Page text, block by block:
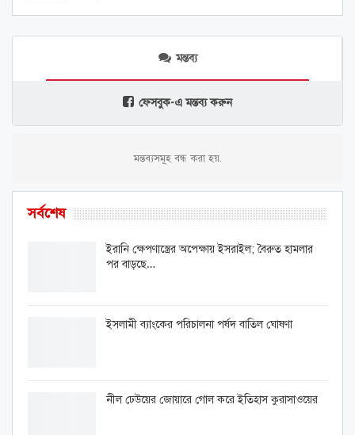
মন্তব্য
ফেসবুক-এ মন্তব্য করুন
মন্তব্যসমূহ বন্ধ করা হয়.
সর্বশেষ
ইরানি ক্ষেপণাস্ত্রের অপেক্ষায় ইসরাইল; বৈরুত হামলার
পর বাড়ছে…
ইসলামী ব্যাংকের পরিচালনা পর্ষদ বাতিল ঘোষণা
নীল ঢেউয়ের জোয়ারে গোল করে ইতিহাস কুরাসাওয়ের